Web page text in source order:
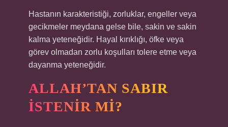
Hastanın karakteristiği, zorluklar, engeller veya
gecikmeler meydana gelse bile, sakin ve sakin
kalma yeteneğidir. Hayal kırıklığı, öfke veya
görev olmadan zorlu koşulları tolere etme veya
dayanma yeteneğidir.
ALLAH’TAN SABIR
ISTENIR MI?